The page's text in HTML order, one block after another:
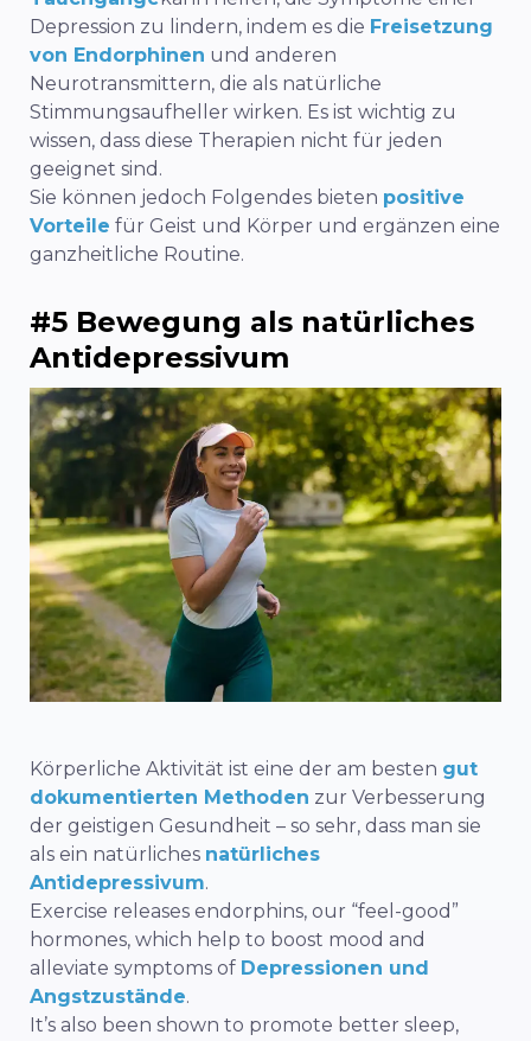
Depression zu lindern, indem es die Freisetzung
von Endorphinen und anderen
Neurotransmittern, die als natürliche
Stimmungsaufheller wirken. Es ist wichtig zu
wissen, dass diese Therapien nicht für jeden
geeignet sind.
Sie können jedoch Folgendes bieten positive
Vorteile für Geist und Körper und ergänzen eine
ganzheitliche Routine.
#5 Bewegung als natürliches
Antidepressivum
Körperliche Aktivität ist eine der am besten gut
dokumentierten Methoden zur Verbesserung
der geistigen Gesundheit – so sehr, dass man sie
als ein natürliches natürliches
Antidepressivum.
Exercise releases endorphins, our “feel-good”
hormones, which help to boost mood and
alleviate symptoms of Depressionen und
Angstzustände.
It’s also been shown to promote better sleep,